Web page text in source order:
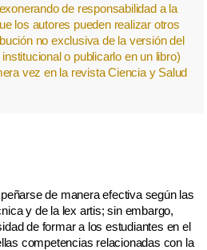
de responsabilidad a la
los autores pueden realizar otros
no exclusiva de la versión del
o publicarlo en un libro)
vez en la revista Ciencia y Salud
de manera efectiva según las
y de la lex artis; sin embargo,
de formar a los estudiantes en el
competencias relacionadas con la